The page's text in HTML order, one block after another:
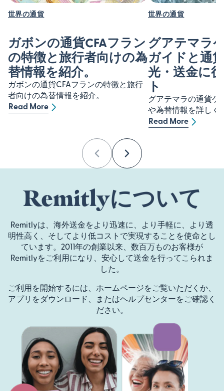
世界の通貨
ガボンの通貨CFAフラン
の特徴と旅行者向けの為
替情報を紹介。
ガボンの通貨CFAフランの特徴と旅行
者向けの為替情報を紹介。
Read More
世界の通貨
グアテマラ
ガイドと通
光・送金に
ト
グアテマラの通貨ケ
や為替情報を詳しく
Read More
PreviousNext
Remitlyについて
Remitlyは、海外送金をより迅速に、より手軽に、より透
明性高く、そしてより低コストで実現することを使命とし
ています。2011年の創業以来、数百万ものお客様が
Remitlyをご利用になり、安心して送金を行ってこられま
した。
ご利用を開始するには、ホームページをご覧いただくか、
アプリをダウンロード、またはヘルプセンターをご確認く
ださい。